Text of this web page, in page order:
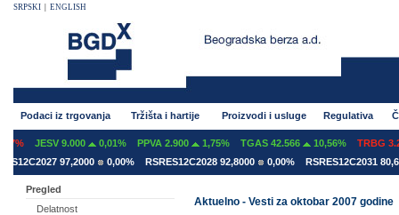
SRPSKI ENGLISH
Podaci iz trgovanja Tržišta i hartije Proizvodi i usluge Regulativa
JESV 9.000 0,01% PPVA 2.900 1,75% TGAS 42.566 10,56%
TRBG
97,2000
0,00% RSRES12C2028 92,8000 0,00% RSRES12C2031
Pregled
Delatnost
Aktuelno - Vesti za oktobar 2007 godine